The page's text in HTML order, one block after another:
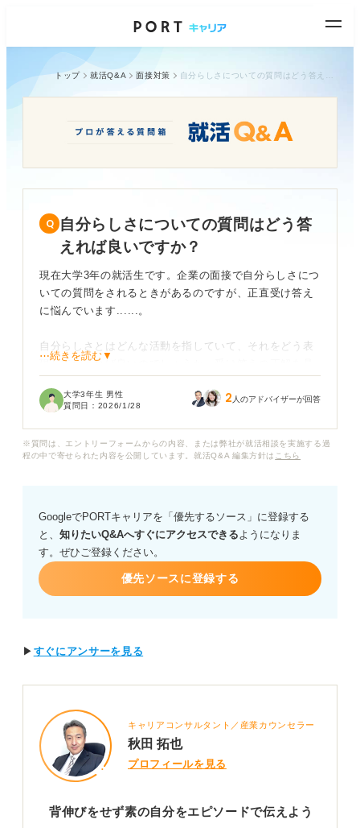
トップ 就活Q&A 面接対策
自分らしさについての質問はどう答
えれば良いですか？
現在大学3年の就活生です。企業の面接で自分らしさにつ
いての質問をされるときがあるのですが、正直受け答え
に悩んでいます......。
自分らしさとはどんな活動を指していて、それをどう表
現して伝えれば良いのでしょうか。受け答えの正解を具
⋯続きを読む▼
大学3年生 男性
質問日： 2026/1/28 2 人のアドバイザーが回答
※質問は、エントリーフォームからの内容、または弊社が就活相談を実施する過
程の中で寄せられた内容を公開しています。就活Q&A 編集方針は こちら
GoogleでPORTキャリアを「優先するソース」に登録する
と、 知りたいQ&Aへすぐにアクセスできるようになりま
す。ぜひご登録ください。
優先ソースに登録する
▶ すぐにアンサーを見る
キャリアコンサルタント／産業カウンセラー
秋田 拓也
プロフィールを見る
背伸びをせず素の自分をエピソードで伝えよう